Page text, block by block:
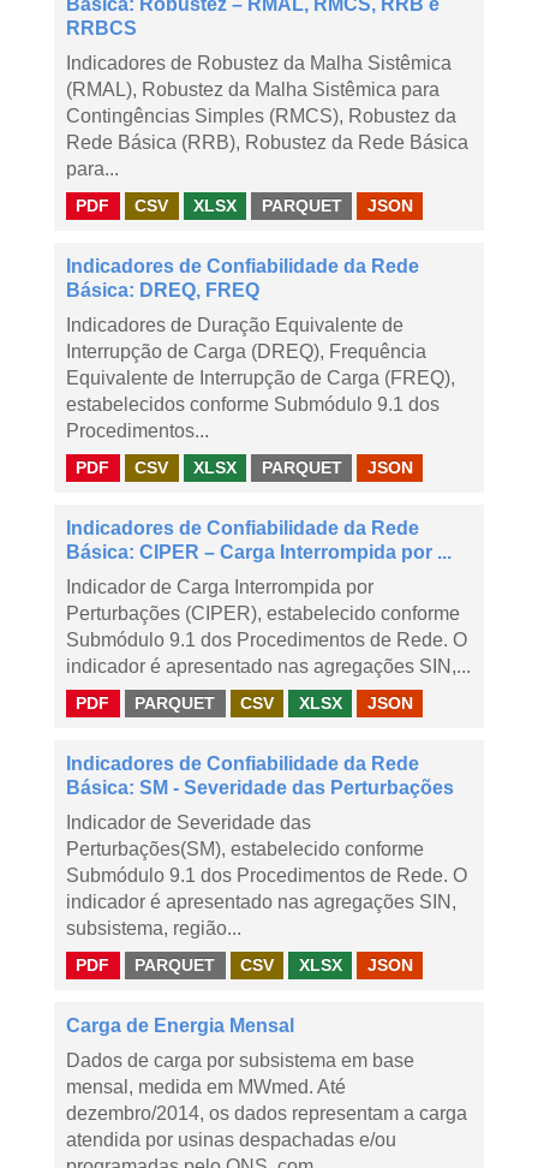
Básica: Robustez – RMAL, RMCS, RRB e
RRBCS
Indicadores de Robustez da Malha Sistêmica
(RMAL), Robustez da Malha Sistêmica para
Contingências Simples (RMCS), Robustez da
Rede Básica (RRB), Robustez da Rede Básica
para...
PDF CSV XLSX PARQUET JSON
Indicadores de Confiabilidade da Rede
Básica: DREQ, FREQ
Indicadores de Duração Equivalente de
Interrupção de Carga (DREQ), Frequência
Equivalente de Interrupção de Carga (FREQ),
estabelecidos conforme Submódulo 9.1 dos
Procedimentos...
PDF CSV XLSX PARQUET JSON
Indicadores de Confiabilidade da Rede
Básica: CIPER – Carga Interrompida por ...
Indicador de Carga Interrompida por
Perturbações (CIPER), estabelecido conforme
Submódulo 9.1 dos Procedimentos de Rede. O
indicador é apresentado nas agregações SIN,...
PDF PARQUET CSV XLSX JSON
Indicadores de Confiabilidade da Rede
Básica: SM - Severidade das Perturbações
Indicador de Severidade das
Perturbações(SM), estabelecido conforme
Submódulo 9.1 dos Procedimentos de Rede. O
indicador é apresentado nas agregações SIN,
subsistema, região...
PDF PARQUET CSV XLSX JSON
Carga de Energia Mensal
Dados de carga por subsistema em base
mensal, medida em MWmed. Até
dezembro/2014, os dados representam a carga
atendida por usinas despachadas e/ou